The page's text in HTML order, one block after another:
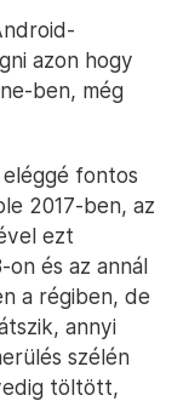
azon hogy
ben, még
fontos
2017-ben, az
ezt
on és az annál
a régiben, de
annyi
szélén
töltött,